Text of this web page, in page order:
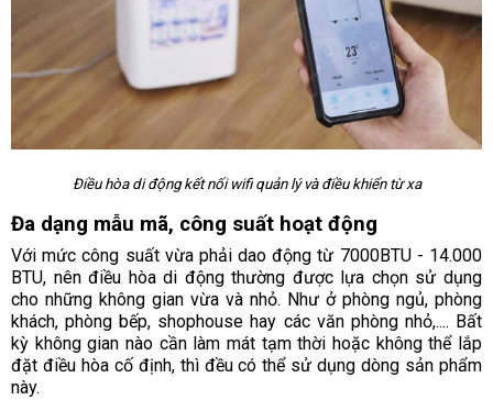
Điều hòa di động kết nối wifi quản lý và điều khiển từ xa
Đa dạng mẫu mã, công suất hoạt động
Với mức công suất vừa phải dao động từ 7000BTU - 14.000
BTU, nên điều hòa di động thường được lựa chọn sử dụng
cho những không gian vừa và nhỏ. Như ở phòng ngủ, phòng
khách, phòng bếp, shophouse hay các văn phòng nhỏ,.... Bất
kỳ không gian nào cần làm mát tạm thời hoặc không thể lắp
đặt điều hòa cố định, thì đều có thể sử dụng dòng sản phẩm
này.